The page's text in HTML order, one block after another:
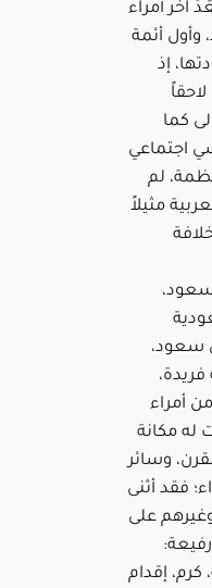
آخر أمراء
وأول أئمة
إذ
كما
اجتماعي
لم
مثيلاً
سعود،
سعود،
أمراء
له مكانة
وسائر
فقد أثنى
على
كرم، إقدام